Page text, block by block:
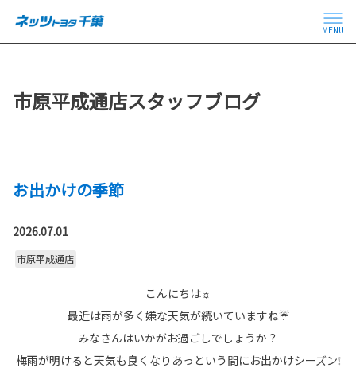
MENU
市原平成通店スタッフブログ
お出かけの季節
2026.07.01
市原平成通店
こんにちは☼
最近は雨が多く嫌な天気が続いていますね☔
みなさんはいかがお過ごしでしょうか？
梅雨が明けると天気も良くなりあっという間にお出かけシーズン❕